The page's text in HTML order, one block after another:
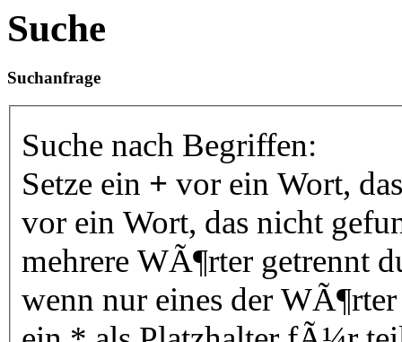
Suche
Suchanfrage
Suche nach Begriffen:
Setze ein + vor ein Wort,
vor ein Wort, das nicht
mehrere WÃ¶rter getrennt
wenn nur eines der